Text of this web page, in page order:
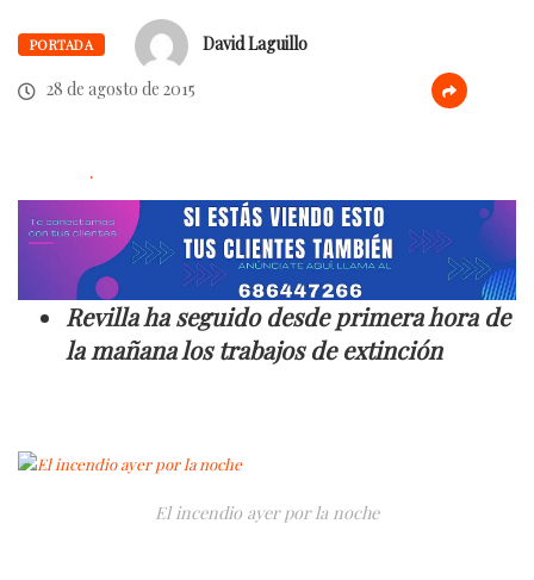
PORTADA
David Laguillo
28 de agosto de 2015
.
Revilla ha seguido desde primera hora de
la mañana los trabajos de extinción
El incendio ayer por la noche